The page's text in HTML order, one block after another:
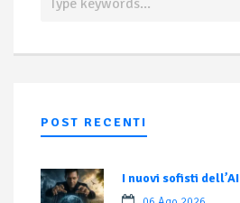
POST RECENTI
I nuovi sofisti dell’AI